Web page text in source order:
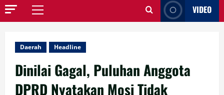
Primary
VIDEO
Daerah Headline
Dinilai Gagal, Puluhan Anggota
DPRD Nyatakan Mosi Tidak